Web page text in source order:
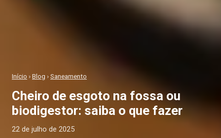
Início ›Blog ›Saneamento
Cheiro de esgoto na fossa ou
biodigestor: saiba o que fazer
22 de julho de 2025